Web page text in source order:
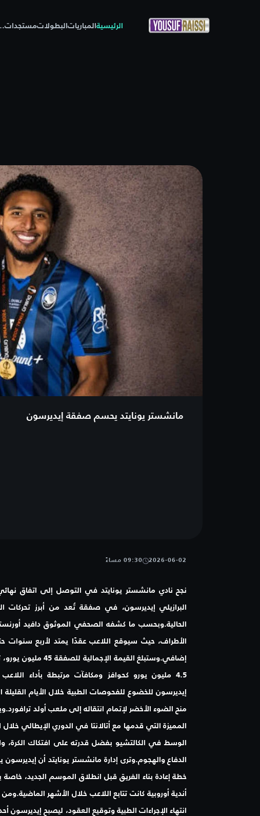
الرئيسيةالمبارياتالبطولاتمستجدات
مانشستر يونايتد يحسم صفقة إيديرسون
2026-06-02 09:30 مساءً
نجح نادي مانشستر يونايتد في التوصل إلى اتفاق
البرازيلي إيديرسون، في صفقة تُعد من أبرز تحركات
الحالية.وبحسب ما كشفه الصحفي الموثوق دافيد
4.5 مليون يورو كحوافز ومكافآت مرتبطة بأداء
إيديرسون للخضوع للفحوصات الطبية خلال الأيام
منح الضوء الأخضر لإتمام انتقاله إلى ملعب أولد
المميزة التي قدمها مع أتالانتا في الدوري الإيطالي
الوسط في الكالتشيو بفضل قدرته على افتكاك الكرة،
الدفاع والهجوم.وترى إدارة مانشستر يونايتد أن
خطة إعادة بناء الفريق قبل انطلاق الموسم الجديد،
أندية أوروبية كانت تتابع اللاعب خلال الأشهر
انتهاء الإجراءات الطبية وتوقيع العقود، ليصبح